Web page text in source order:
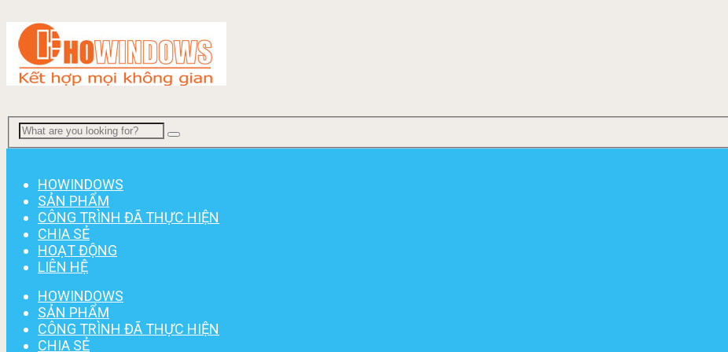
HOWINDOWS
SẢN PHẨM
CÔNG TRÌNH ĐÃ THỰC HIỆN
CHIA SẺ
HOẠT ĐỘNG
LIÊN HỆ
HOWINDOWS
SẢN PHẨM
CÔNG TRÌNH ĐÃ THỰC HIỆN
CHIA SẺ